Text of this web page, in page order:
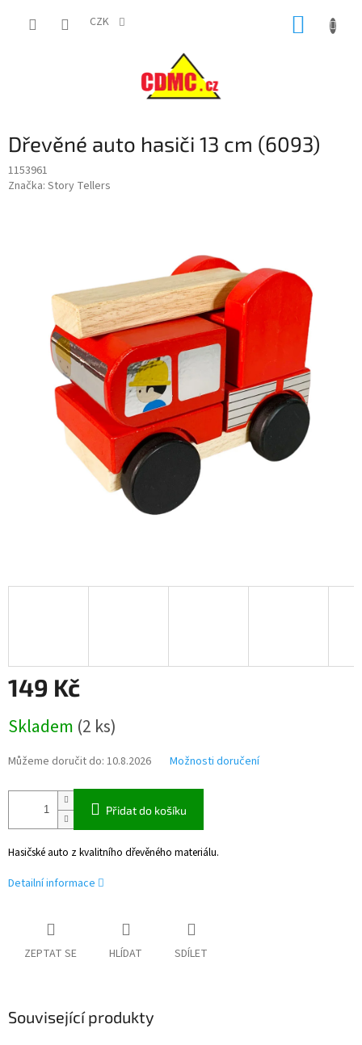
CZK
Dřevěné auto hasiči 13 cm (6093)
1153961
Značka: Story Tellers
149 Kč
cena:
Skladem (2 ks)
Můžeme doručit do: 10.8.2026 Možnosti doručení
Přidat do košíku
Hasičské auto z kvalitního dřevěného materiálu.
Detailní informace
ZEPTAT SE HLÍDAT SDÍLET
Související produkty